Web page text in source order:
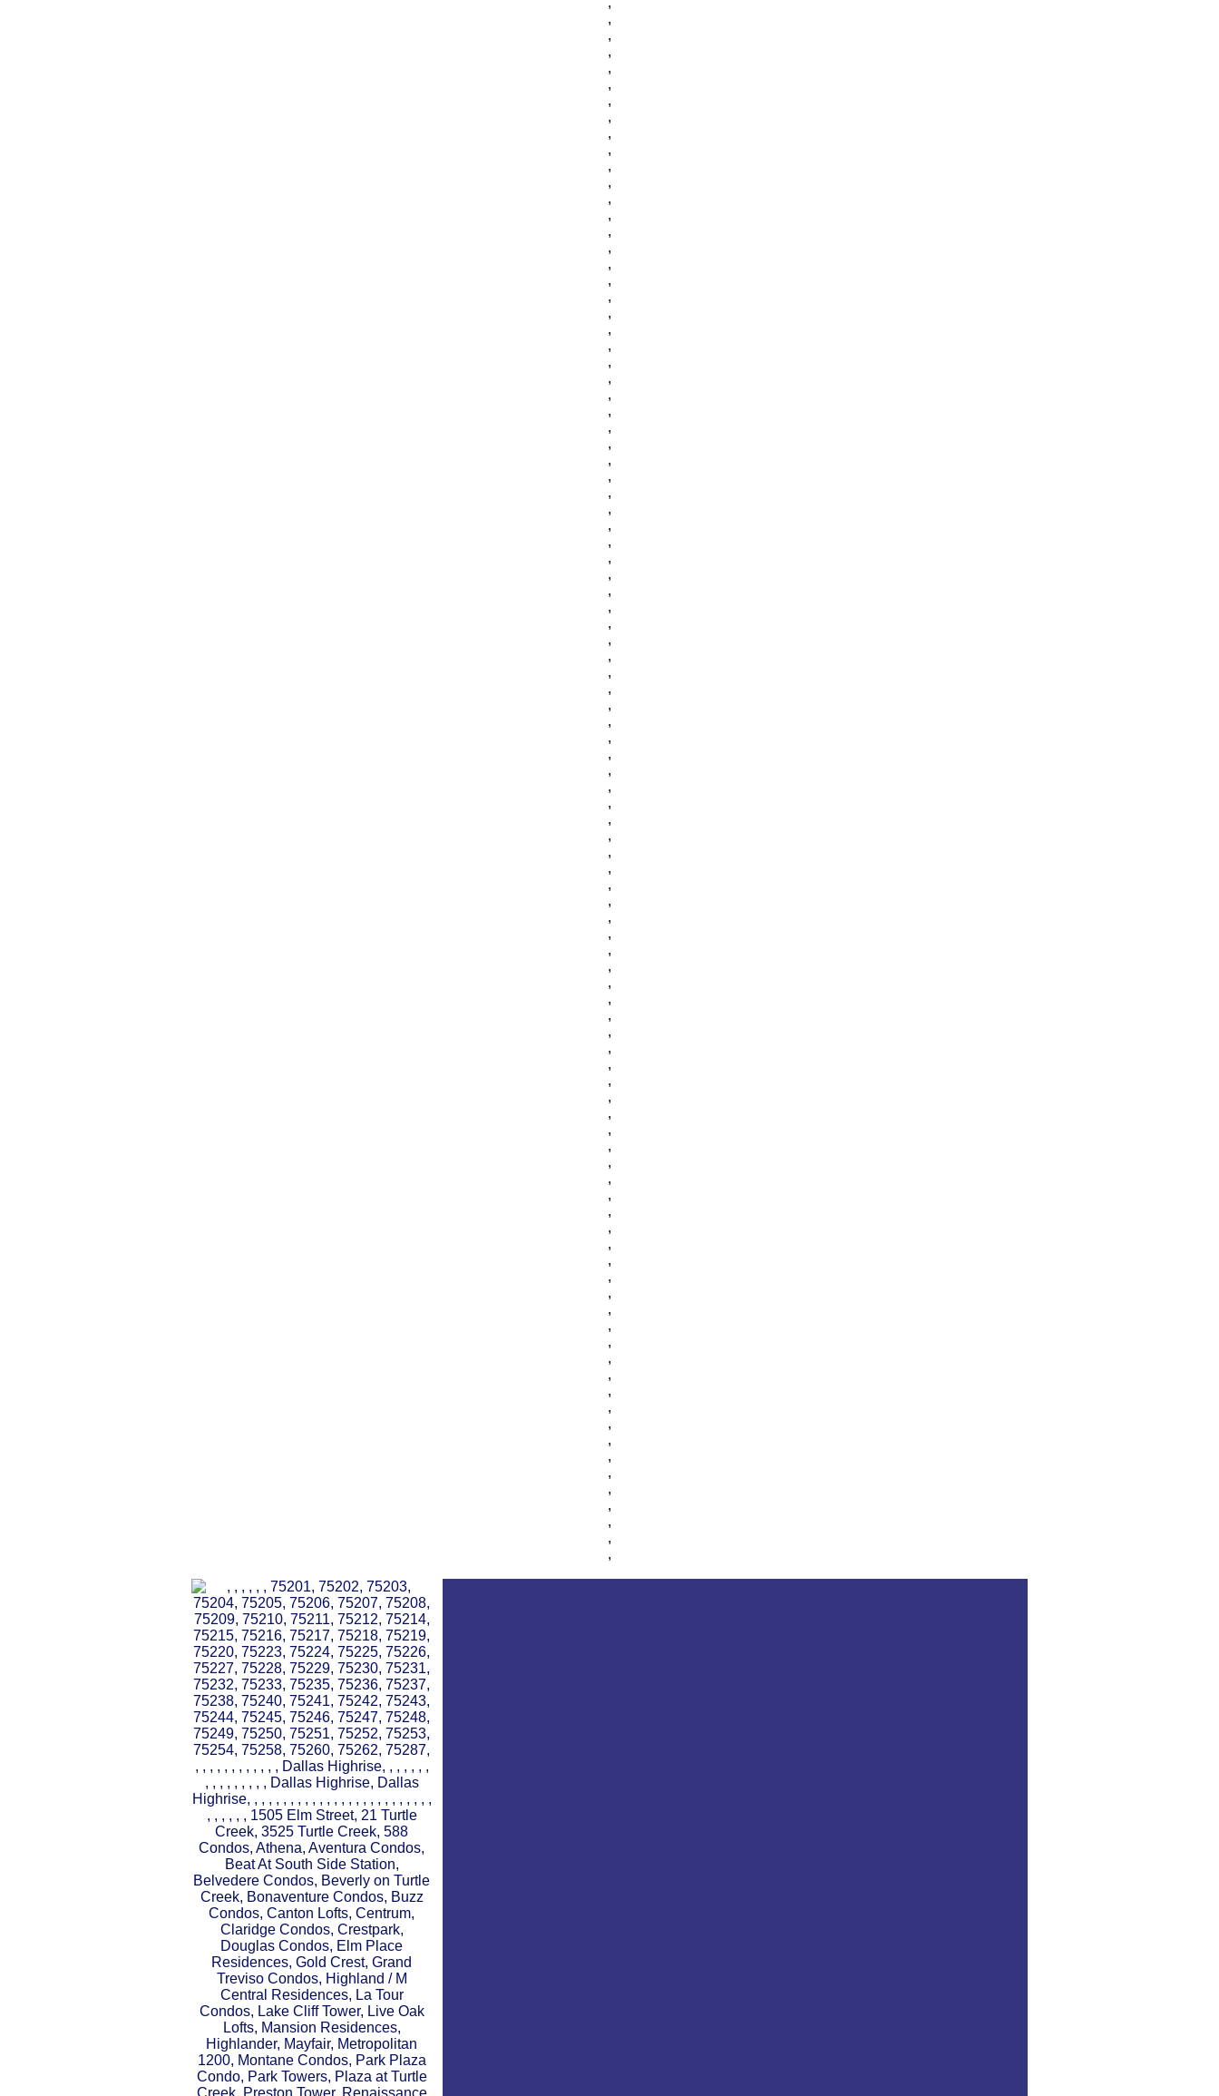
,
,
,
,
,
,
,
,
,
,
,
,
,
,
,
,
,
,
,
,
,
,
,
,
,
,
,
,
,
,
,
,
,
,
,
,
,
,
,
,
,
,
,
,
,
,
,
,
,
,
,
,
,
,
,
,
,
,
,
,
,
,
,
,
,
,
,
,
,
,
,
,
,
,
,
,
,
,
,
,
,
,
,
,
,
,
,
,
,
,
,
,
,
,
,